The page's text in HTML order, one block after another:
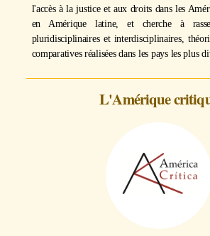
l'accès à la justice et aux droits dans les
en Amérique latine, et cherche à
pluridisciplinaires et interdisciplinaires,
comparatives réalisées dans les pays les plus
L'Amérique